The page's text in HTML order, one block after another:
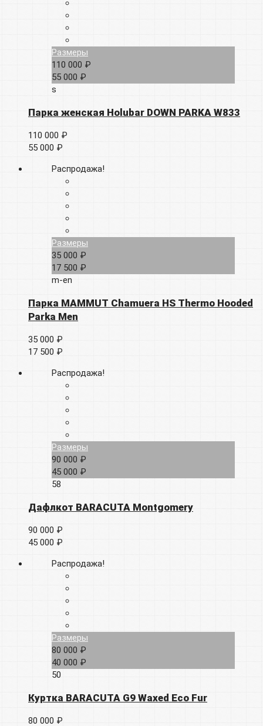
Размеры
110 000 ₽
55 000 ₽
s
Парка женская Holubar DOWN PARKA W833
110 000 ₽
55 000 ₽
Распродажа!
Размеры
35 000 ₽
17 500 ₽
m-en
Парка MAMMUT Chamuera HS Thermo Hooded
Parka Men
35 000 ₽
17 500 ₽
Распродажа!
Размеры
90 000 ₽
45 000 ₽
58
Дафлкот BARACUTA Montgomery
90 000 ₽
45 000 ₽
Распродажа!
Размеры
80 000 ₽
40 000 ₽
50
Куртка BARACUTA G9 Waxed Eco Fur
80 000 ₽